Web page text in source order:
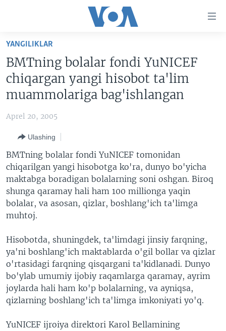
Boshiga
Qidiruvga
o'ting
AMERIKA
MARKAZIY OSIYO
AMERIKA MANZARALARI
XALQARO HAYOT
VASHINGTON CHOYXONASI
MOBIL-SALOM!
VIDEO
XABARLAR SURATLARDA
IJTIMOIY TARMOQLAR
FACEBOOK
YOUTUBE
INSTAGRAM
ODNOKLASSNIKI
TELEGRAM
TWITTER
SOUNDCLOUD
INGLIZ TILI DARSLARI
EDITORIAL
VOA
YANGILIKLAR
BMTning bolalar fondi YuNICEF
chiqargan yangi hisobot ta'lim
muammolariga bag'ishlangan
Aprel 20, 2005
Ulashing
BMTning bolalar fondi YuNICEF tomonidan
chiqarilgan yangi hisobotga ko'ra, dunyo bo'yicha
maktabga boradigan bolalarning soni oshgan. Biroq
shunga qaramay hali ham 100 millionga yaqin
bolalar, va asosan, qizlar, boshlang'ich ta'limga
muhtoj.
Hisobotda, shuningdek, ta'limdagi jinsiy farqning,
ya'ni boshlang'ich maktablarda o'gil bollar va qizlar
o'rtasidagi farqning qisqargani ta'kidlanadi. Dunyo
bo'ylab umumiy ijobiy raqamlarga qaramay, ayrim
joylarda hali ham ko'p bolalarning, va ayniqsa,
qizlarning boshlang'ich ta'limga imkoniyati yo'q.
YuNICEF ijroiya direktori Karol Bellamining